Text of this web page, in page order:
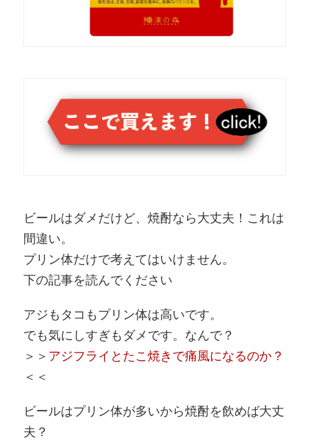
ビールはダメだけど、焼酎なら大丈夫！これは
間違い。
プリン体だけで考えてはいけません。
下の記事を読んでください
アジもタコもプリン体は高いです。
でも気にしすぎもダメです。なんで？
＞＞ アジフライとたこ焼きで痛風になるのか？
＜＜
ビールはプリン体が多いから焼酎を飲めば大丈
夫？